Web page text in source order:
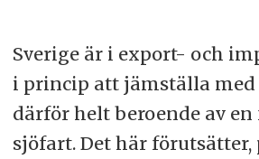
Sverige är i export- och
i princip att jämställa med
därför helt beroende av
sjöfart. Det här förutsätter,